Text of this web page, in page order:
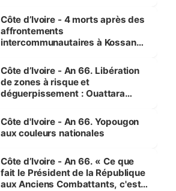
générations futures »
Côte d’Ivoire - 4 morts après des
affrontements
intercommunautaires à Kossandji
milieu des sinistrés
Côte d’Ivoire - An 66. Libération
de zones à risque et
déguerpissement : Ouattara
l'Etat de droit pour préserver les
vies humaines »
Côte d'Ivoire - An 66. Yopougon
aux couleurs nationales
Côte d’Ivoire - An 66. « Ce que
fait le Président de la République
aux Anciens Combattants, c'est